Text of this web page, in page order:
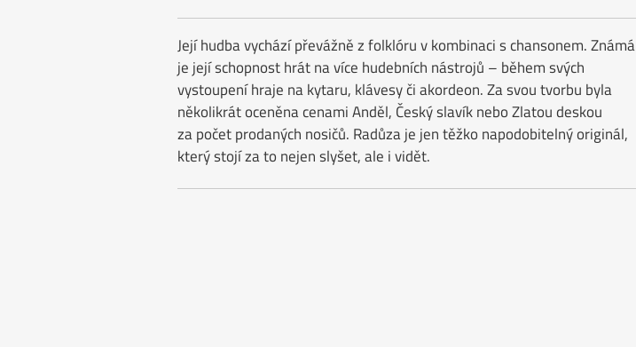
Její hudba vychází převážně z folklóru v kombinaci s chansonem. Známá
je její schopnost hrát na více hudebních nástrojů – během svých
vystoupení hraje na kytaru, klávesy či akordeon. Za svou tvorbu byla
několikrát oceněna cenami Anděl, Český slavík nebo Zlatou deskou
za počet prodaných nosičů. Radůza je jen těžko napodobitelný originál,
který stojí za to nejen slyšet, ale i vidět.